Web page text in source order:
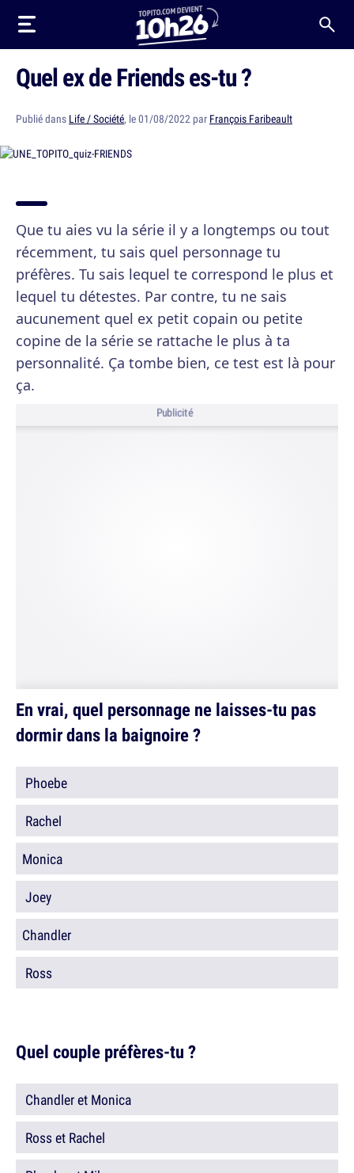
Quel ex de Friends es-tu ?
Publié dans Life / Société, le 01/08/2022 par François Faribeault
Que tu aies vu la série il y a longtemps ou tout
récemment, tu sais quel personnage tu
préfères. Tu sais lequel te correspond le plus et
lequel tu détestes. Par contre, tu ne sais
aucunement quel ex petit copain ou petite
copine de la série se rattache le plus à ta
personnalité. Ça tombe bien, ce test est là pour
ça.
Publicité
En vrai, quel personnage ne laisses-tu pas
dormir dans la baignoire ?
Phoebe
Rachel
Monica
Joey
Chandler
Ross
Quel couple préfères-tu ?
Chandler et Monica
Ross et Rachel